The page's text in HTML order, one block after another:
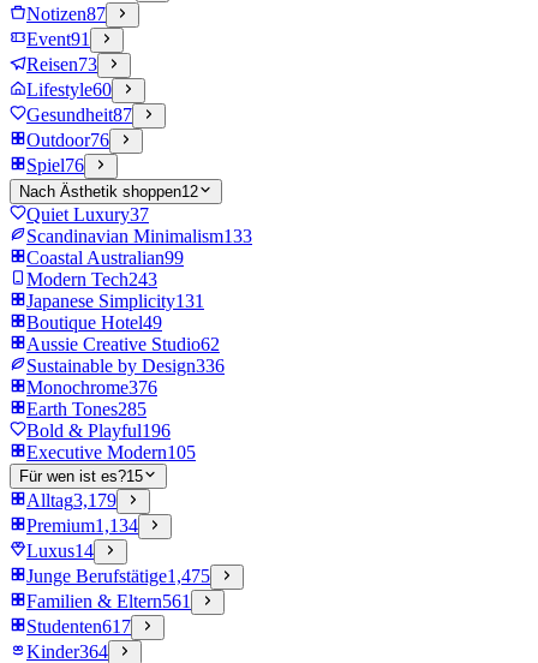
Notizen87
Event91
Reisen73
Lifestyle60
Gesundheit87
Outdoor76
Spiel76
Nach Ästhetik shoppen12
Quiet Luxury37
Scandinavian Minimalism133
Coastal Australian99
Modern Tech243
Japanese Simplicity131
Boutique Hotel49
Aussie Creative Studio62
Sustainable by Design336
Monochrome376
Earth Tones285
Bold & Playful196
Executive Modern105
Für wen ist es?15
Alltag3,179
Premium1,134
Luxus14
Junge Berufstätige1,475
Familien & Eltern561
Studenten617
Kinder364